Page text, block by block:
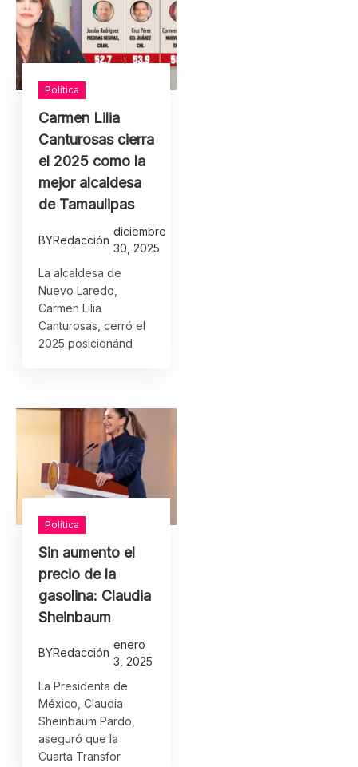
Política
Carmen Lilia
Canturosas cierra
el 2025 como la
mejor alcaldesa
de Tamaulipas
BYRedacción
diciembre
30, 2025
La alcaldesa de
Nuevo Laredo,
Carmen Lilia
Canturosas, cerró el
2025 posicionánd
Política
Sin aumento el
precio de la
gasolina: Claudia
Sheinbaum
BYRedacción
enero
3, 2025
La Presidenta de
México, Claudia
Sheinbaum Pardo,
aseguró que la
Cuarta Transfor